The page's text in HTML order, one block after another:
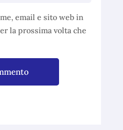
email e sito web in
la prossima volta che